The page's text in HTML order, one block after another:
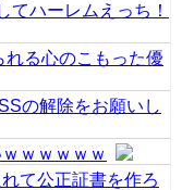
てハーレムえっち！
れる心のこもった優
の解除をお願いし
ｗｗｗｗｗ
て公正証書を作ろ